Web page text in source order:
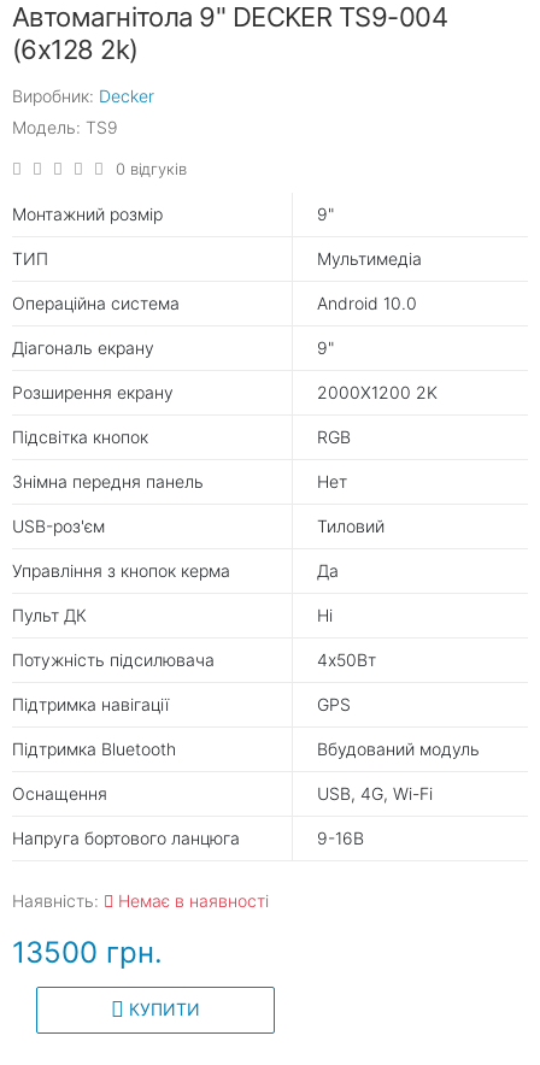
Автомагнітола 9" DECKER TS9-004
(6x128 2k)
Виробник: Decker
Модель: TS9
0 відгуків
Монтажний розмір 9"
ТИП Мультимедіа
Операційна система Android 10.0
Діагональ екрану 9"
Розширення екрану 2000X1200 2K
Підсвітка кнопок RGB
Знімна передня панель Нет
USB-роз'єм Тиловий
Управління з кнопок керма Да
Пульт ДК Ні
Потужність підсилювача 4х50Вт
Підтримка навігації GPS
Підтримка Bluetooth Вбудований модуль
Оснащення USB, 4G, Wi-Fi
Напруга бортового ланцюга 9-16В
Наявність: Немає в наявності
13500 грн.
КУПИТИ